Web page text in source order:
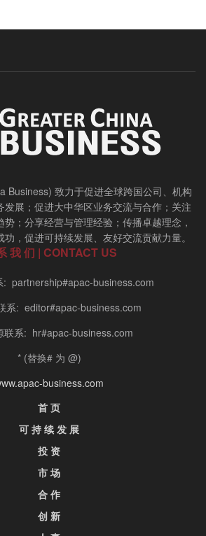
Business) 致力于促进全球跨国公司、机构
发展；促进大中华区业务交流与合作；关注
；分享经营与管理经验；传播卓越理念，
，促进可持续发展、友好交流贡献力量。
我 们 | CONTACT US
: partnership#apac-business.com
系: editor#apac-business.com
联系: hr#apac-business.com
* (替换# 为 @)
business.com
首 页
可 持 续 发 展
投 资
市 场
合 作
创 新